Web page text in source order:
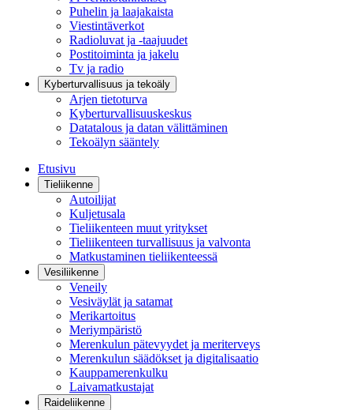
Puhelin ja laajakaista
Viestintäverkot
Radioluvat ja -taajuudet
Postitoiminta ja jakelu
Tv ja radio
Kyberturvallisuus ja tekoäly
Arjen tietoturva
Kyberturvallisuuskeskus
Datatalous ja datan välittäminen
Tekoälyn sääntely
Etusivu
Tieliikenne
Autoilijat
Kuljetusala
Tieliikenteen muut yritykset
Tieliikenteen turvallisuus ja valvonta
Matkustaminen tieliikenteessä
Vesiliikenne
Veneily
Vesiväylät ja satamat
Merikartoitus
Meriympäristö
Merenkulun pätevyydet ja meriterveys
Merenkulun säädökset ja digitalisaatio
Kauppamerenkulku
Laivamatkustajat
Raideliikenne